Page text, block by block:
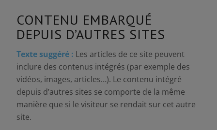
CONTENU EMBARQUÉ
DEPUIS D’AUTRES SITES
Texte suggéré : Les articles de ce site peuvent
inclure des contenus intégrés (par exemple des
vidéos, images, articles…). Le contenu intégré
depuis d’autres sites se comporte de la même
manière que si le visiteur se rendait sur cet autre
site.